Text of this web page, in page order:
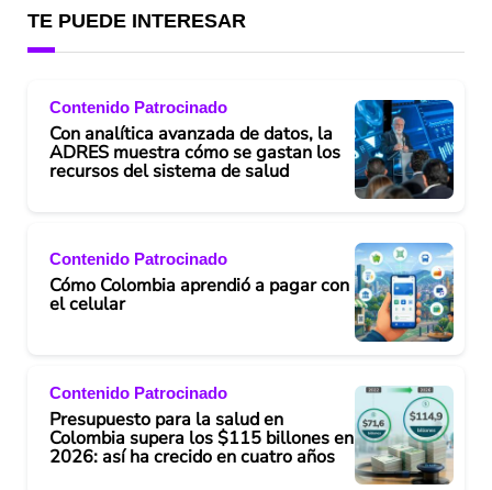
TE PUEDE INTERESAR
Contenido Patrocinado
Con analítica avanzada de datos, la
ADRES muestra cómo se gastan los
recursos del sistema de salud
Contenido Patrocinado
Cómo Colombia aprendió a pagar con
el celular
Contenido Patrocinado
Presupuesto para la salud en
Colombia supera los $115 billones en
2026: así ha crecido en cuatro años